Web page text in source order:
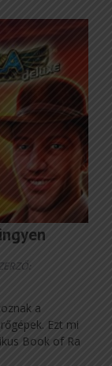
a
Ezt mi
Book of Ra